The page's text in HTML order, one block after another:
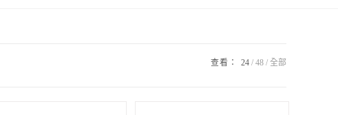
查看： 24 48 全部